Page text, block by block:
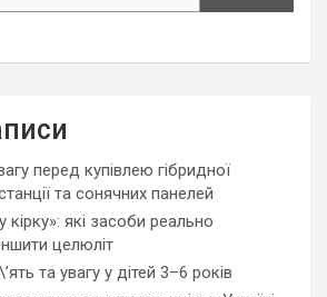
перед купівлею гібридної
та сонячних панелей
кірку»: які засоби реально
целюліт
та увагу у дітей 3–6 років